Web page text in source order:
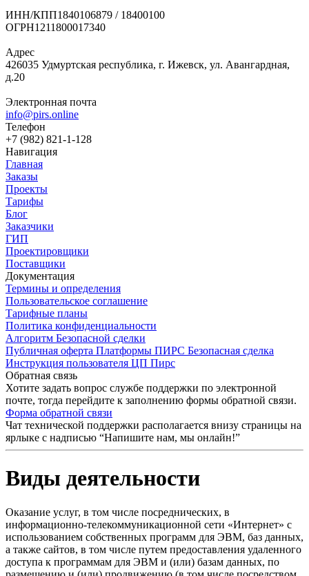
ИНН/КПП1840106879 / 18400100
ОГРН1211800017340
Адрес
426035 Удмуртская республика, г. Ижевск, ул. Авангардная,
д.20
Электронная почта
info@pirs.online
Телефон
+7 (982) 821-1-128
Навигация
Главная
Заказы
Проекты
Тарифы
Блог
Заказчики
ГИП
Проектировщики
Поставщики
Документация
Термины и определения
Пользовательское соглашение
Тарифные планы
Политика конфиденциальности
Алгоритм Безопасной сделки
Публичная оферта Платформы ПИРС Безопасная сделка
Инструкция пользователя ЦП Пирс
Обратная связь
Хотите задать вопрос службе поддержки по электронной
почте, тогда перейдите к заполнению формы обратной связи.
Форма обратной связи
Чат технической поддержки располагается внизу страницы на
ярлыке с надписью “Напишите нам, мы онлайн!”
Виды деятельности
Оказание услуг, в том числе посреднических, в
информационно-телекоммуникационной сети «Интернет» с
использованием собственных программ для ЭВМ, баз данных,
а также сайтов, в том числе путем предоставления удаленного
доступа к программам для ЭВМ и (или) базам данных, по